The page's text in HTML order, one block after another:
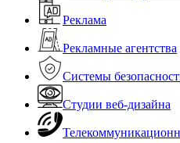
Реклама
Рекламные агентства
Системы
Студии веб-дизайна